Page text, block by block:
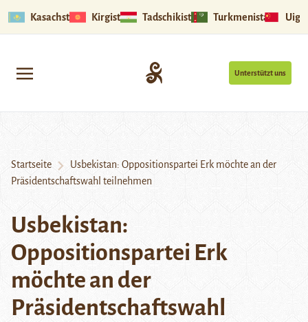
Kasachstan Kirgistan Tadschikistan Turkmenistan
Unterstützt uns
Startseite
Usbekistan: Oppositionspartei Erk möchte an der
Präsidentschaftswahl teilnehmen
Usbekistan:
Oppositionspartei Erk
möchte an der
Präsidentschaftswahl